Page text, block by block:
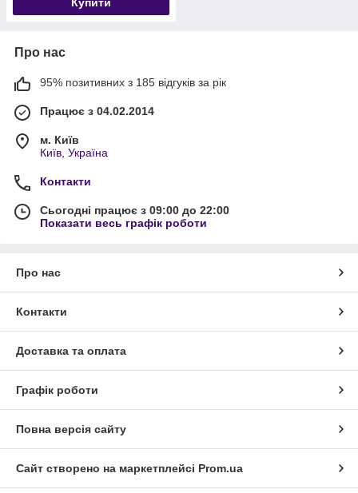
Купити
Про нас
95% позитивних з 185 відгуків за рік
Працює з 04.02.2014
м. Київ
Київ, Україна
Контакти
Сьогодні працює з 09:00 до 22:00
Показати весь графік роботи
Про нас
Контакти
Доставка та оплата
Графік роботи
Повна версія сайту
Сайт створено на маркетплейсі Prom.ua